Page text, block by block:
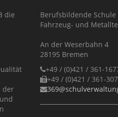
die
der
Berufsbildende
Fahrzeug- und
An der Weserbahn 4
28195 Bremen
+49 / (0)421 / 361-
+49 / (0)421 / 361-